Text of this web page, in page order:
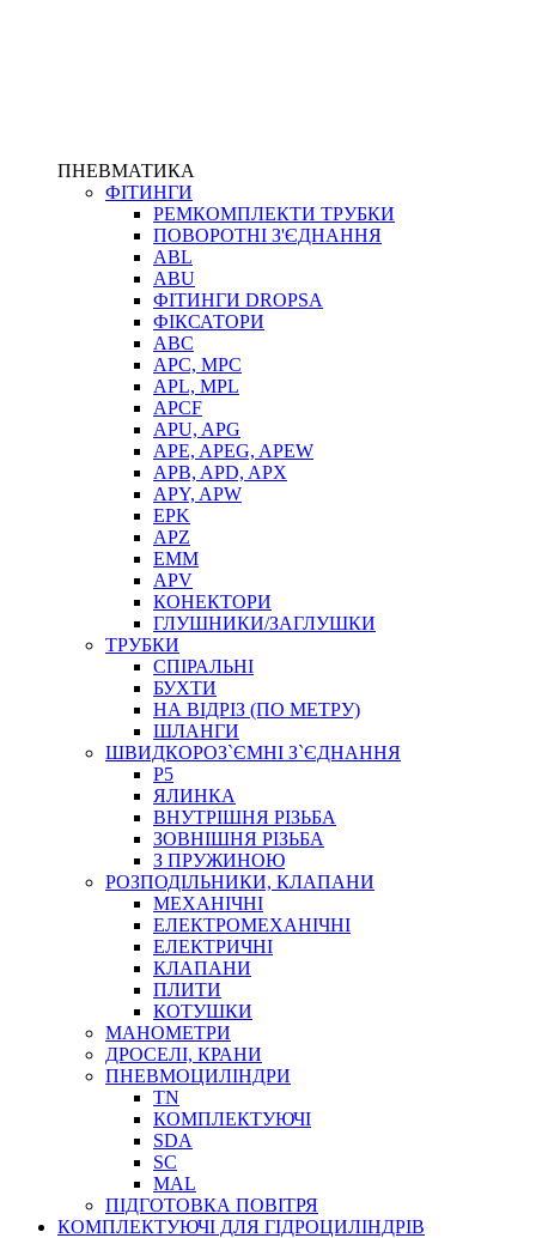
ПНЕВМАТИКА
ФІТИНГИ
РЕМКОМПЛЕКТИ ТРУБКИ
ПОВОРОТНІ З'ЄДНАННЯ
ABL
ABU
ФІТИНГИ DROPSA
ФІКСАТОРИ
ABC
APC, MPC
APL, MPL
APCF
APU, APG
APE, APEG, APEW
APB, APD, APX
APY, APW
EPK
APZ
EMM
APV
КОНЕКТОРИ
ГЛУШНИКИ/ЗАГЛУШКИ
ТРУБКИ
СПІРАЛЬНІ
БУХТИ
НА ВІДРІЗ (ПО МЕТРУ)
ШЛАНГИ
ШВИДКОРОЗ`ЄМНІ З`ЄДНАННЯ
P5
ЯЛИНКА
ВНУТРІШНЯ РІЗЬБА
ЗОВНІШНЯ РІЗЬБА
З ПРУЖИНОЮ
РОЗПОДІЛЬНИКИ, КЛАПАНИ
МЕХАНІЧНІ
ЕЛЕКТРОМЕХАНІЧНІ
ЕЛЕКТРИЧНІ
КЛАПАНИ
ПЛИТИ
КОТУШКИ
МАНОМЕТРИ
ДРОСЕЛІ, КРАНИ
ПНЕВМОЦИЛІНДРИ
TN
КОМПЛЕКТУЮЧІ
SDA
SC
MAL
ПІДГОТОВКА ПОВІТРЯ
КОМПЛЕКТУЮЧІ ДЛЯ ГІДРОЦИЛІНДРІВ